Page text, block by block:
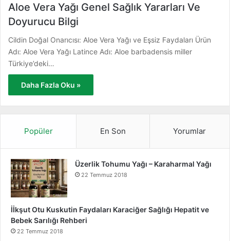
Aloe Vera Yağı Genel Sağlık Yararları Ve
Doyurucu Bilgi
Cildin Doğal Onarıcısı: Aloe Vera Yağı ve Eşsiz Faydaları Ürün
Adı: Aloe Vera Yağı Latince Adı: Aloe barbadensis miller
Türkiye’deki…
Daha Fazla Oku »
Popüler En Son Yorumlar
Üzerlik Tohumu Yağı – Karaharmal Yağı
22 Temmuz 2018
İİkşut Otu Kuskutin Faydaları Karaciğer Sağlığı Hepatit ve
Bebek Sarılığı Rehberi
22 Temmuz 2018